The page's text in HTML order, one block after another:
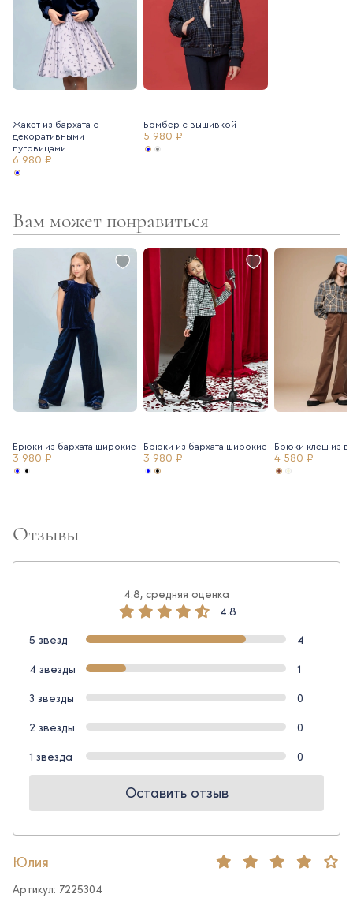
Сделано в Турции
Жакет из бархата с
декоративными
пуговицами
6 980 ₽
Бомбер с вышивкой
5 980 ₽
Вам может понравиться
Брюки из бархата широкие
3 980 ₽
Брюки из бархата широкие
3 980 ₽
Брюки клеш из
4 580 ₽
Отзывы
4.8, средняя оценка
4.8
5 звезд
4
4 звезды
1
3 звезды
0
2 звезды
0
1 звезда
0
Оставить отзыв
Юлия
Артикул: 7225304